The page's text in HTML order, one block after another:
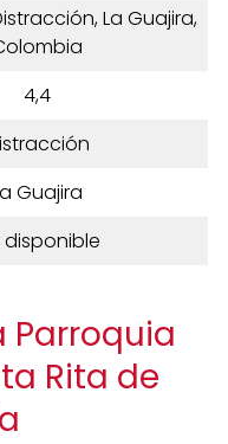
La Guajira,
4,4
Guajira
disponible
Parroquia
Rita de